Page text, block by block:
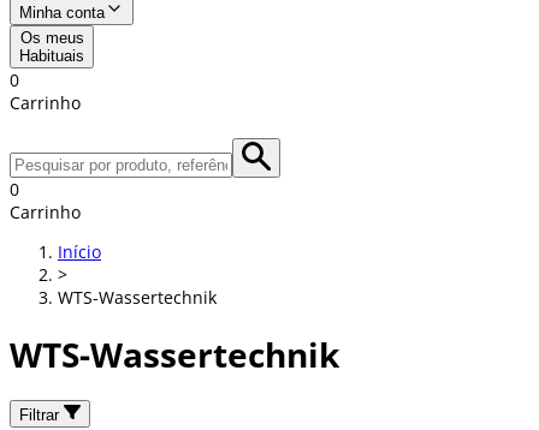
Minha conta
Os meus
Habituais
0
Carrinho
0
Carrinho
Início
>
WTS-Wassertechnik
WTS-Wassertechnik
Filtrar